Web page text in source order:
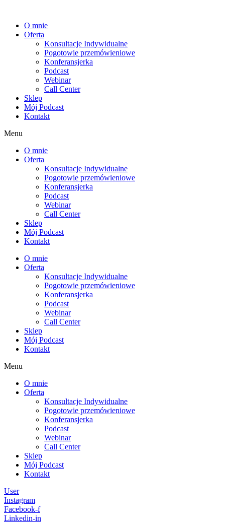
treści
O mnie
Oferta
Konsultacje Indywidualne
Pogotowie przemówieniowe
Konferansjerka
Podcast
Webinar
Call Center
Sklep
Mój Podcast
Kontakt
Menu
O mnie
Oferta
Konsultacje Indywidualne
Pogotowie przemówieniowe
Konferansjerka
Podcast
Webinar
Call Center
Sklep
Mój Podcast
Kontakt
O mnie
Oferta
Konsultacje Indywidualne
Pogotowie przemówieniowe
Konferansjerka
Podcast
Webinar
Call Center
Sklep
Mój Podcast
Kontakt
Menu
O mnie
Oferta
Konsultacje Indywidualne
Pogotowie przemówieniowe
Konferansjerka
Podcast
Webinar
Call Center
Sklep
Mój Podcast
Kontakt
User
Instagram
Facebook-f
Linkedin-in